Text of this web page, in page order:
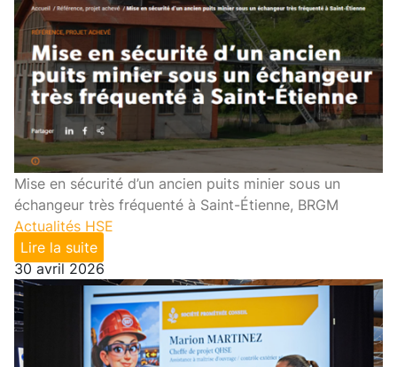
Mise en sécurité d’un ancien puits minier sous un
échangeur très fréquenté à Saint-Étienne, BRGM
Actualités HSE
Lire la suite
30 avril 2026